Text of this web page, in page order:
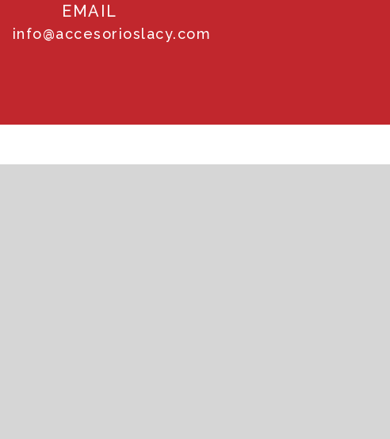
EMAIL
info@accesorioslacy.com